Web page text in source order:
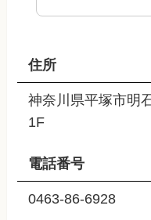
住所
神奈川県平塚市明
1F
電話番号
0463-86-6928